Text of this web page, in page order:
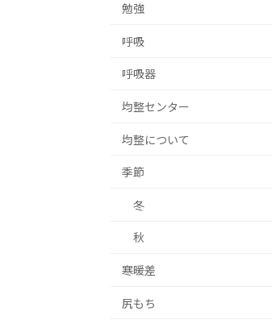
勉強
呼吸
呼吸器
均整センター
均整について
季節
冬
秋
寒暖差
尻もち